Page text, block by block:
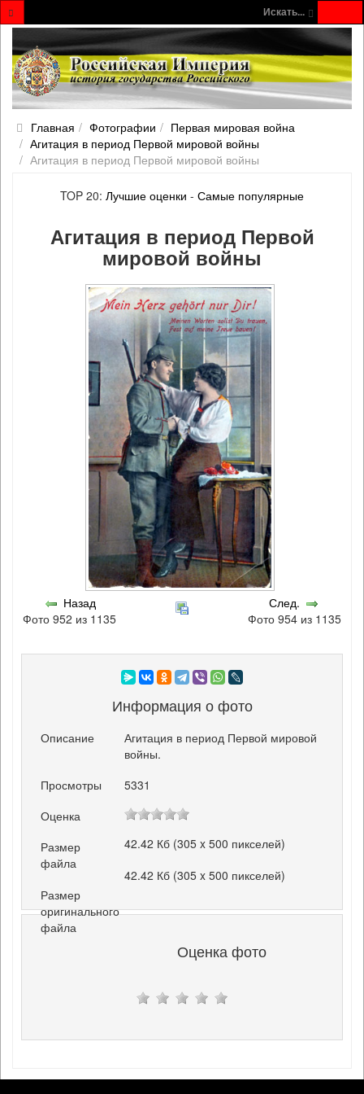
Искать...
Главная Фотографии
Первая мировая война
Агитация в период Первой мировой войны
Агитация в период Первой мировой войны
TOP 20: Лучшие оценки - Самые популярные
Агитация в период Первой
мировой войны
Назад
Фото 952 из 1135
След.
Фото 954 из 1135
Информация о фото
Описание
Агитация в период Первой мировой
войны.
Просмотры
5331
Оценка
Размер
файла
42.42 Кб (305 x 500 пикселей)
Размер
оригинального
файла
42.42 Кб (305 x 500 пикселей)
Оценка фото